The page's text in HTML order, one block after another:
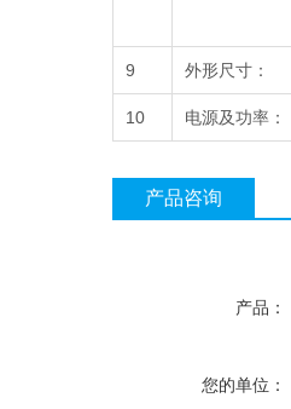
9 外形尺寸：
10 电源及功率：
产品咨询
产品：
您的单位：